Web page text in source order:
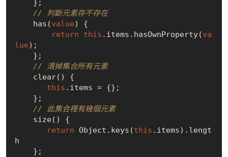
// 判斷元素存不存在
    has(
value) {
return
this .items.hasOwnProperty(va
lue);
// 清掉集合所有元素
this .items = {};
// 此集合裡有幾個元素
return Object.keys(this .items).lengt
h